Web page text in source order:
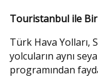
Touristanbul ile
Türk Hava Yolları,
yolcuların aynı
programından